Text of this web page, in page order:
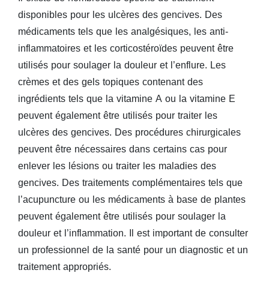
disponibles pour les ulcères des gencives. Des
médicaments tels que les analgésiques, les anti-
inflammatoires et les corticostéroïdes peuvent être
utilisés pour soulager la douleur et l’enflure. Les
crèmes et des gels topiques contenant des
ingrédients tels que la vitamine A ou la vitamine E
peuvent également être utilisés pour traiter les
ulcères des gencives. Des procédures chirurgicales
peuvent être nécessaires dans certains cas pour
enlever les lésions ou traiter les maladies des
gencives. Des traitements complémentaires tels que
l’acupuncture ou les médicaments à base de plantes
peuvent également être utilisés pour soulager la
douleur et l’inflammation. Il est important de consulter
un professionnel de la santé pour un diagnostic et un
traitement appropriés.